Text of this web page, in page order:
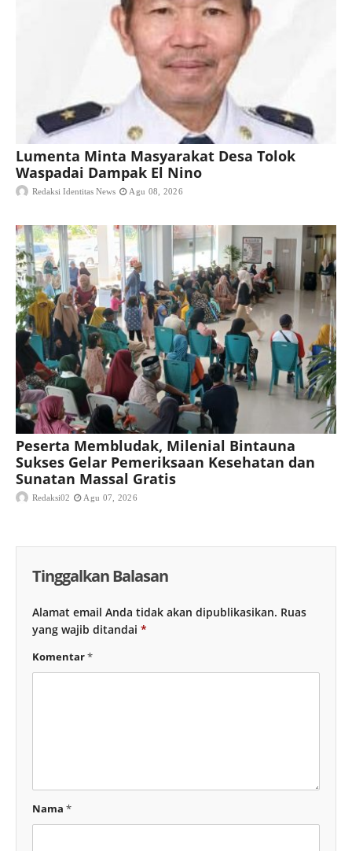
Lumenta Minta Masyarakat Desa Tolok
Waspadai Dampak El Nino
Redaksi Identitas News Agu 08, 2026
Peserta Membludak, Milenial Bintauna
Sukses Gelar Pemeriksaan Kesehatan dan
Sunatan Massal Gratis
Redaksi02 Agu 07, 2026
Tinggalkan Balasan
Alamat email Anda tidak akan dipublikasikan. Ruas
yang wajib ditandai *
Komentar*
Nama *